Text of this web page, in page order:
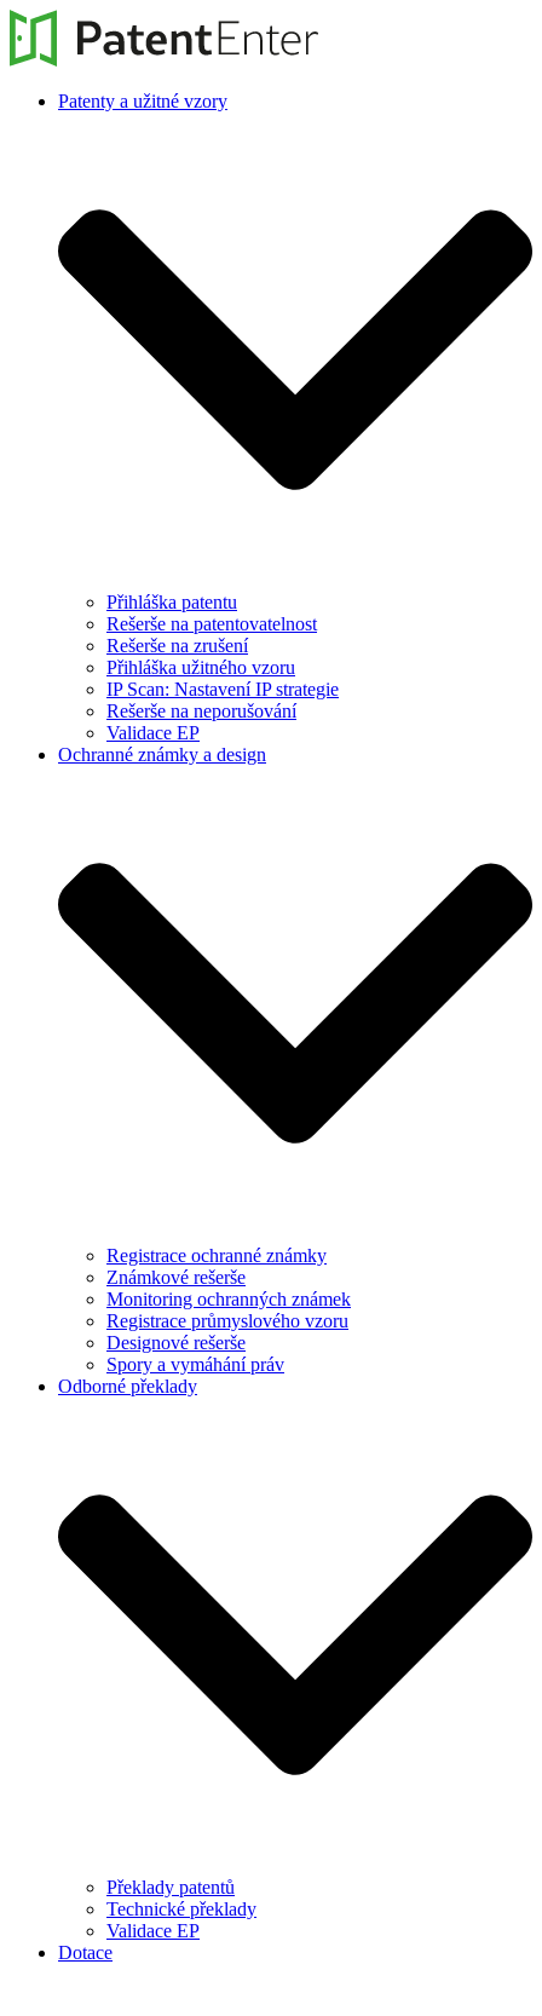
Patenty a užitné vzory
Přihláška patentu
Rešerše na patentovatelnost
Rešerše na zrušení
Přihláška užitného vzoru
IP Scan: Nastavení IP strategie
Rešerše na neporušování
Validace EP
Ochranné známky a design
Registrace ochranné známky
Známkové rešerše
Monitoring ochranných známek
Registrace průmyslového vzoru
Designové rešerše
Spory a vymáhání práv
Odborné překlady
Překlady patentů
Technické překlady
Validace EP
Dotace